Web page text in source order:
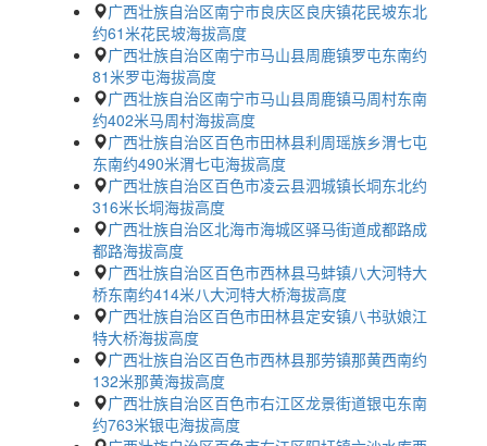
广西壮族自治区南宁市良庆区良庆镇花民坡东北
约61米花民坡海拔高度
广西壮族自治区南宁市马山县周鹿镇罗屯东南约
81米罗屯海拔高度
广西壮族自治区南宁市马山县周鹿镇马周村东南
约402米马周村海拔高度
广西壮族自治区百色市田林县利周瑶族乡渭七屯
东南约490米渭七屯海拔高度
广西壮族自治区百色市凌云县泗城镇长垌东北约
316米长垌海拔高度
广西壮族自治区北海市海城区驿马街道成都路成
都路海拔高度
广西壮族自治区百色市西林县马蚌镇八大河特大
桥东南约414米八大河特大桥海拔高度
广西壮族自治区百色市田林县定安镇八书驮娘江
特大桥海拔高度
广西壮族自治区百色市西林县那劳镇那黄西南约
132米那黄海拔高度
广西壮族自治区百色市右江区龙景街道银屯东南
约763米银屯海拔高度